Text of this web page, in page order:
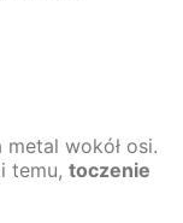
wokół osi.
temu, toczenie